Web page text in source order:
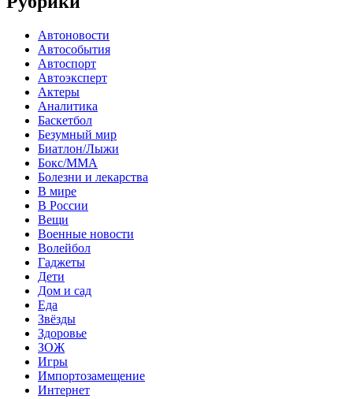
Автоновости
Автособытия
Автоспорт
Автоэксперт
Актеры
Аналитика
Баскетбол
Безумный мир
Биатлон/Лыжи
Бокс/MMA
Болезни и лекарства
В мире
В России
Вещи
Военные новости
Волейбол
Гаджеты
Дети
Дом и сад
Еда
Звёзды
Здоровье
ЗОЖ
Игры
Импортозамещение
Интернет